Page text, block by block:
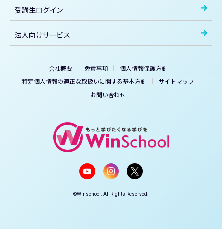
受講生ログイン
法人向けサービス
会社概要 免責事項
個人情報保護方針
特定個人情報の適正な取扱いに関する基本方針
サイトマップ
お問い合わせ
©Winschool. All Rights Reserved.